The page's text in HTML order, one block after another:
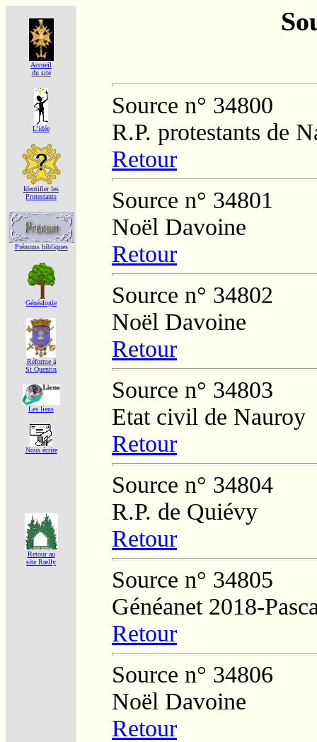
Accueil
du site
L'idée
Identifier les
Protestants
Prénoms bibliques
Généalogie
Réforme á
St Quentin
Les liens
Nous écrire
Retour au
site Rœlly
Source n° 34800
R.P. protestants de
Retour
Source n° 34801
Noël Davoine
Retour
Source n° 34802
Noël Davoine
Retour
Source n° 34803
Etat civil de Nauroy
Retour
Source n° 34804
R.P. de Quiévy
Retour
Source n° 34805
Généanet 2018-
Retour
Source n° 34806
Noël Davoine
Retour